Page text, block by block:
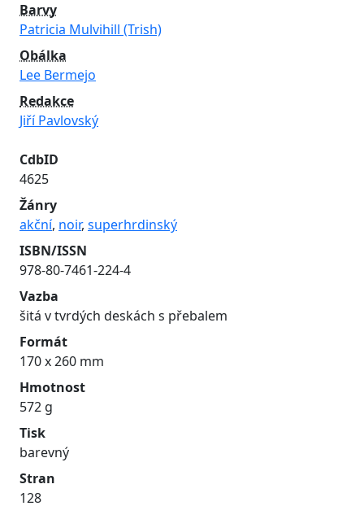
Barvy
Patricia Mulvihill (Trish)
Obálka
Lee Bermejo
Redakce
Jiří Pavlovský
CdbID
4625
Žánry
akční, noir, superhrdinský
ISBN/ISSN
978-80-7461-224-4
Vazba
šitá v tvrdých deskách s přebalem
Formát
170 x 260 mm
Hmotnost
572 g
Tisk
barevný
Stran
128